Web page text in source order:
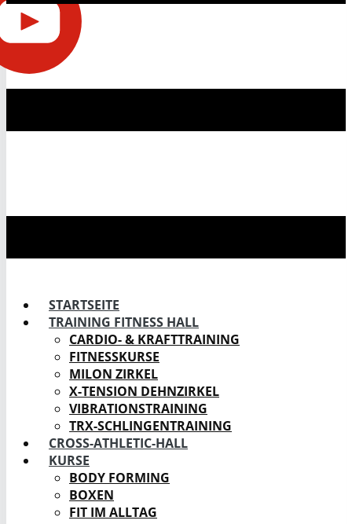
STARTSEITE
TRAINING FITNESS HALL
CARDIO- & KRAFTTRAINING
FITNESSKURSE
MILON ZIRKEL
X-TENSION DEHNZIRKEL
VIBRATIONSTRAINING
TRX-SCHLINGENTRAINING
CROSS-ATHLETIC-HALL
KURSE
BODY FORMING
BOXEN
FIT IM ALLTAG